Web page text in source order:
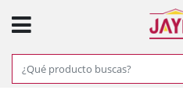
Total: